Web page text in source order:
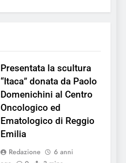
Presentata la scultura
“Itaca” donata da Paolo
Domenichini al Centro
Oncologico ed
Ematologico di Reggio
Emilia
Redazione
6 anni